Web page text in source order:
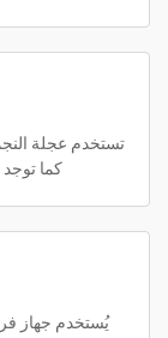
تستخدم عجلة
كما
يُستخدم جهاز